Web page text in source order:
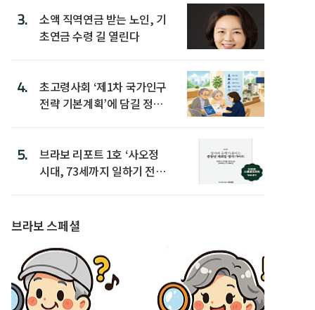
3.
소액 직역연금 받는 노인, 기
초연금 수령 길 열린다
4.
초고령사회 ‘제1차 국가인구
전략 기본계획’에 담길 정책
5.
브라보 리포트 1호 ‘사오정
시대, 73세까지 일하기 전략’
브라보 스페셜